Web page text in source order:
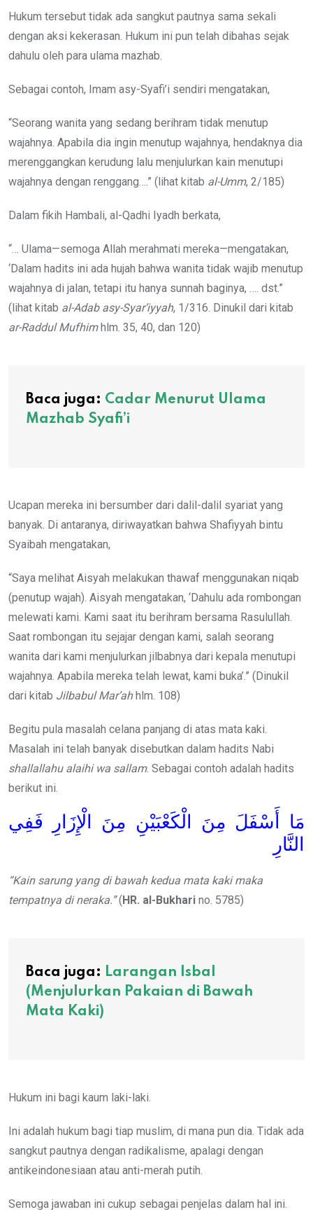
Hukum tersebut tidak ada sangkut pautnya sama sekali
dengan aksi kekerasan. Hukum ini pun telah dibahas sejak
dahulu oleh para ulama mazhab.
Sebagai contoh, Imam asy-Syafi’i sendiri mengatakan,
“Seorang wanita yang sedang berihram tidak menutup
wajahnya. Apabila dia ingin menutup wajahnya, hendaknya dia
merenggangkan kerudung lalu menjulurkan kain menutupi
wajahnya dengan renggang….” (lihat kitab al-Umm, 2/185)
Dalam fikih Hambali, al-Qadhi Iyadh berkata,
“… Ulama—semoga Allah merahmati mereka—mengatakan,
‘Dalam hadits ini ada hujah bahwa wanita tidak wajib menutup
wajahnya di jalan, tetapi itu hanya sunnah baginya, …. dst.”
(lihat kitab al-Adab asy-Syar’iyyah, 1/316. Dinukil dari kitab
ar-Raddul Mufhimhlm. 35, 40, dan 120)
Baca juga: Cadar Menurut Ulama
Mazhab Syafi’i
Ucapan mereka ini bersumber dari dalil-dalil syariat yang
banyak. Di antaranya, diriwayatkan bahwa Shafiyyah bintu
Syaibah mengatakan,
“Saya melihat Aisyah melakukan thawaf menggunakan niqab
(penutup wajah). Aisyah mengatakan, ‘Dahulu ada rombongan
melewati kami. Kami saat itu berihram bersama Rasulullah.
Saat rombongan itu sejajar dengan kami, salah seorang
wanita dari kami menjulurkan jilbabnya dari kepala menutupi
wajahnya. Apabila mereka telah lewat, kami buka’.” (Dinukil
dari kitab Jilbabul Mar’ahhlm. 108)
Begitu pula masalah celana panjang di atas mata kaki.
Masalah ini telah banyak disebutkan dalam hadits Nabi
shallallahu alaihi wa sallam. Sebagai contoh adalah hadits
berikut ini.
مَا أَسْفَلَ مِنَ الْكَعْبَيْنِ مِنَ الْإِزَارِ فَفِي
النَّارِ
“Kain sarung yang di bawah kedua mata kaki maka
tempatnya di neraka.”( HR. al-Bukhari no. 5785)
Baca juga: Larangan Isbal
(Menjulurkan Pakaian di Bawah
Mata Kaki)
Hukum ini bagi kaum laki-laki.
Ini adalah hukum bagi tiap muslim, di mana pun dia. Tidak ada
sangkut pautnya dengan radikalisme, apalagi dengan
antikeindonesiaan atau anti-merah putih.
Semoga jawaban ini cukup sebagai penjelas dalam hal ini.